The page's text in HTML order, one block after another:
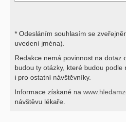
* Odesláním souhlasím se
uvedení jména).
Redakce nemá povinnost na dotaz
budou ty otázky, které budou podle
i pro ostatní návštěvníky.
Informace získané na
návštěvu lékaře.